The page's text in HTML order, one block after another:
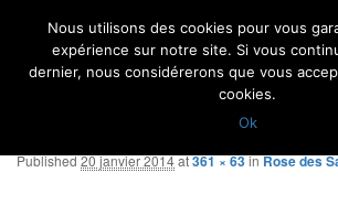
contenu
Gaea Paysages
Pour réussir votre jardin… Menu
Published20 janvier 2014at361 × 63inRose des
Nous utilisons des cookies pour vous
expérience sur notre site. Si vous
dernier, nous considérerons que vous
cookies.
Ok